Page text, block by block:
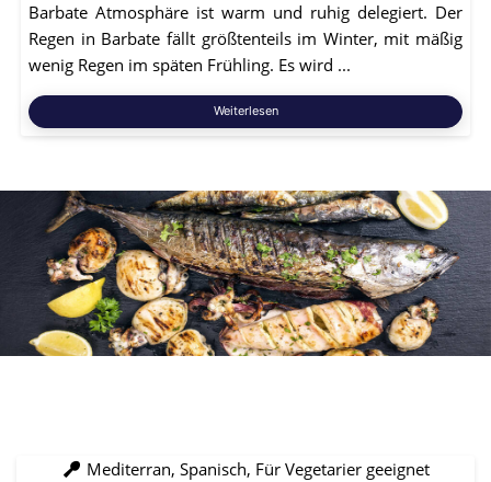
Barbate Atmosphäre ist warm und ruhig delegiert. Der
Regen in Barbate fällt größtenteils im Winter, mit mäßig
wenig Regen im späten Frühling. Es wird ...
Weiterlesen
Mediterran, Spanisch, Für Vegetarier geeignet